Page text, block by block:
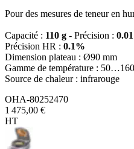
Pour des mesures de teneur en
Capacité : 110 g - Précision :
Précision HR : 0.1%
Dimension plateau : Ø90 mm
Gamme de température :
Source de chaleur : infrarouge
OHA-80252470
1 475,00 €
HT